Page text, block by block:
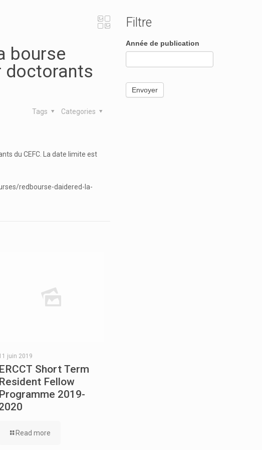
bourse
doctorants
Categories
Tags
du CEFC. La date limite est
redbourse-daidered-la-
juin 2019
ERCCT Short Term
Resident Fellow
Programme 2019-
Read more
Filtre
Search
Form
Archives
Année de publication
Envoyer